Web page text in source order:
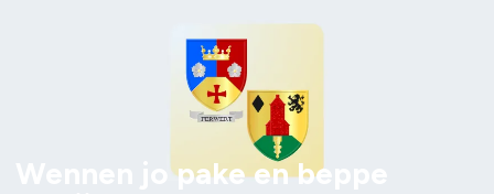
Wennen jo pake en beppe